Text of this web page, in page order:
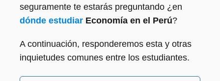
seguramente te estarás preguntando ¿en
dónde estudiar Economía en el Perú?
A continuación, responderemos esta y otras
inquietudes comunes entre los estudiantes.